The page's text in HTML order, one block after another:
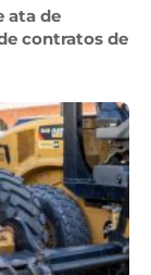
ata de
contratos de